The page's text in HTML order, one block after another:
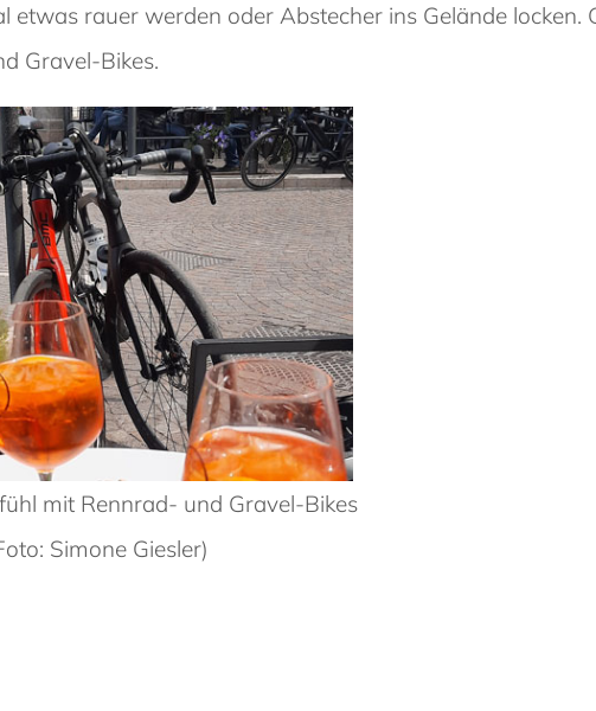
rauer werden oder Abstecher ins Gelände locken.
Gravel-Bikes.
mit Rennrad- und Gravel-Bikes
Simone Giesler)